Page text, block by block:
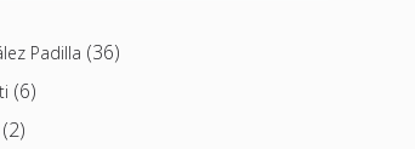
Padilla (36)
(6)
(2)